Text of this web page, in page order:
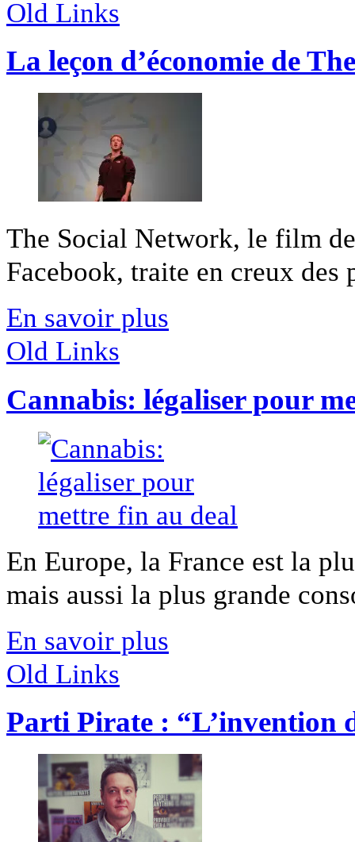
Old Links
La leçon d’économie de
The Social Network, le film
Facebook, traite en creux
En savoir plus
Old Links
Cannabis: légaliser pour
En Europe, la France est la
mais aussi la plus grande
En savoir plus
Old Links
Parti Pirate : “L’invention